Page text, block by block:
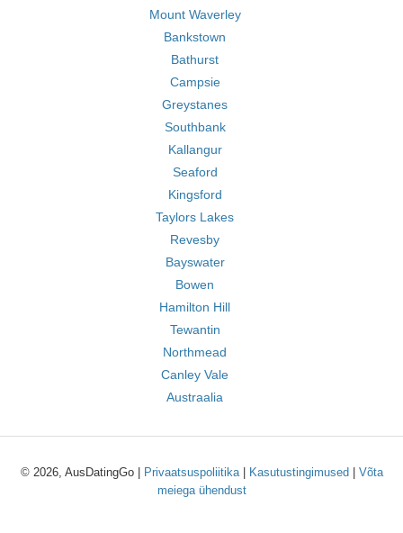
Mount Waverley
Bankstown
Bathurst
Campsie
Greystanes
Southbank
Kallangur
Seaford
Kingsford
Taylors Lakes
Revesby
Bayswater
Bowen
Hamilton Hill
Tewantin
Northmead
Canley Vale
Austraalia
© 2026, AusDatingGo | Privaatsuspoliitika| Kasutustingimused
Võta
meiega ühendust